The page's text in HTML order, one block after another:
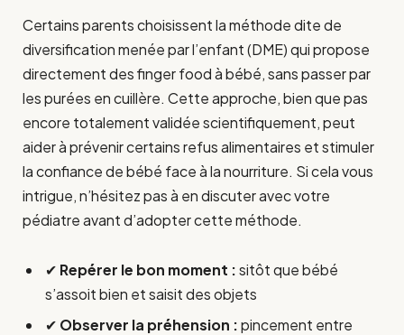
Certains parents choisissent la méthode dite de
diversification menée par l’enfant (DME) qui propose
directement des finger food à bébé, sans passer par
les purées en cuillère. Cette approche, bien que pas
encore totalement validée scientifiquement, peut
aider à prévenir certains refus alimentaires et stimuler
la confiance de bébé face à la nourriture. Si cela vous
intrigue, n’hésitez pas à en discuter avec votre
pédiatre avant d’adopter cette méthode.
✔ Repérer le bon moment :sitôt que bébé
s’assoit bien et saisit des objets
✔ Observer la préhension :pincement entre